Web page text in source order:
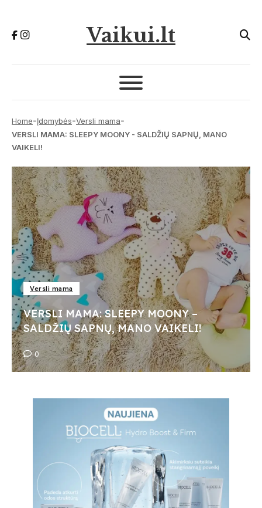
Vaikui.lt
Home-Įdomybės-Versli mama-
VERSLI MAMA: SLEEPY MOONY - SALDŽIŲ SAPNŲ, MANO
VAIKELI!
Versli mama
VERSLI MAMA: SLEEPY MOONY –
SALDŽIŲ SAPNŲ, MANO VAIKELI!
0